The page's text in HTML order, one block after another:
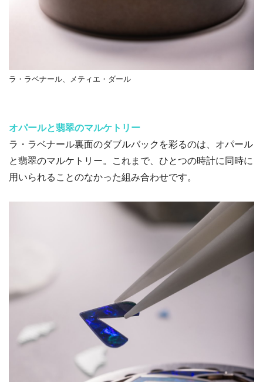
ラ・ラベナール、メティエ・ダール
オパールと翡翠のマルケトリー
ラ・ラベナール裏面のダブルバックを彩るのは、オパール
と翡翠のマルケトリー。これまで、ひとつの時計に同時に
用いられることのなかった組み合わせです。